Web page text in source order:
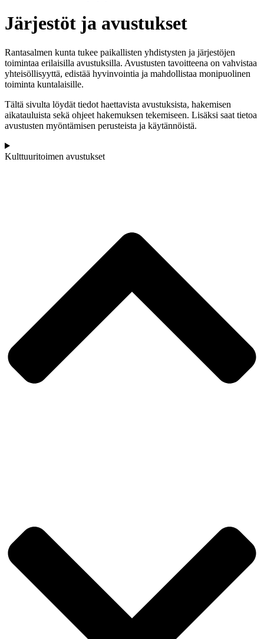
Järjestöt ja avustukset
Rantasalmen kunta tukee paikallisten yhdistysten ja järjestöjen
toimintaa erilaisilla avustuksilla. Avustusten tavoitteena on vahvistaa
yhteisöllisyyttä, edistää hyvinvointia ja mahdollistaa monipuolinen
toiminta kuntalaisille.
Tältä sivulta löydät tiedot haettavista avustuksista, hakemisen
aikatauluista sekä ohjeet hakemuksen tekemiseen. Lisäksi saat tietoa
avustusten myöntämisen perusteista ja käytännöistä.
Kulttuuritoimen avustukset